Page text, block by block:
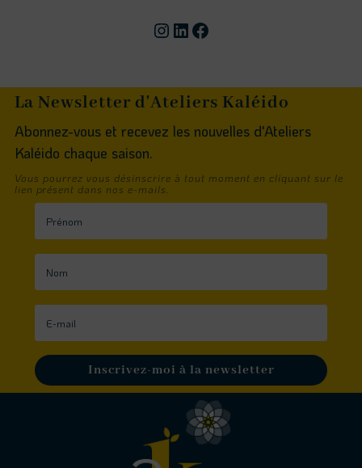
Compte instagram
Page linkedin
Facebook
La Newsletter d'Ateliers Kaléido
Abonnez-vous et recevez les nouvelles d'Ateliers
Kaléido chaque saison.
Vous pourrez vous désinscrire à tout moment en cliquant sur le
lien présent dans nos e-mails.
Inscrivez-moi à la newsletter